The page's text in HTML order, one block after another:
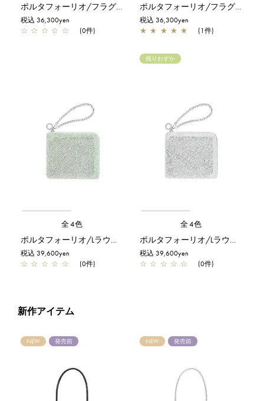
ポルタフォーリオ/フラグメントケース/シルバー
税込 36,300yen
☆ ☆ ☆ ☆ ☆ (0件)
ポルタフォーリオ/フラグメントケース/グリーングレーシルバー
税込 36,300yen
★ ★ ★ ★ ★ (1件)
全4色
ポルタフォーリオ/Lラウンドウォレット/グリーングレーシルバー
税込 39,600yen
☆ ☆ ☆ ☆ ☆ (0件)
残りわずか
全4色
ポルタフォーリオ/Lラウンドウォレット/シルバー
税込 39,600yen
☆ ☆ ☆ ☆ ☆ (0件)
新作アイテム
NEW 発売前 NEW 発売前